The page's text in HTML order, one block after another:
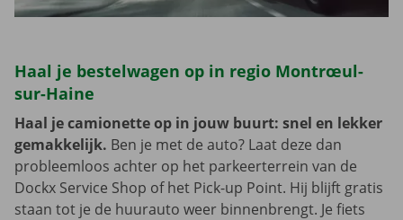
Haal je bestelwagen op in regio Montrœul-
sur-Haine
Haal je camionette op in jouw buurt: snel en lekker
gemakkelijk. Ben je met de auto? Laat deze dan
probleemloos achter op het parkeerterrein van de
Dockx Service Shop of het Pick-up Point. Hij blijft gratis
staan tot je de huurauto weer binnenbrengt. Je fiets